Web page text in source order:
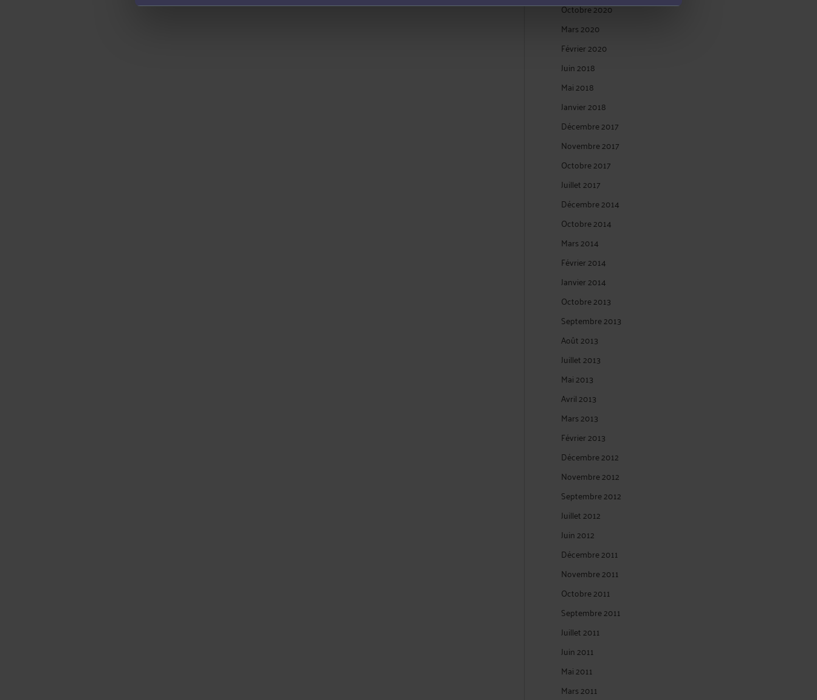
Octobre 2020
Mars 2020
Février 2020
Juin 2018
Mai 2018
Janvier 2018
Décembre 2017
Novembre 2017
Octobre 2017
Juillet 2017
Décembre 2014
Octobre 2014
Mars 2014
Février 2014
Janvier 2014
Octobre 2013
Septembre 2013
Août 2013
Juillet 2013
Mai 2013
Avril 2013
Mars 2013
Février 2013
Décembre 2012
Novembre 2012
Septembre 2012
Juillet 2012
Juin 2012
Décembre 2011
Novembre 2011
Octobre 2011
Septembre 2011
Juillet 2011
Juin 2011
Mai 2011
Mars 2011